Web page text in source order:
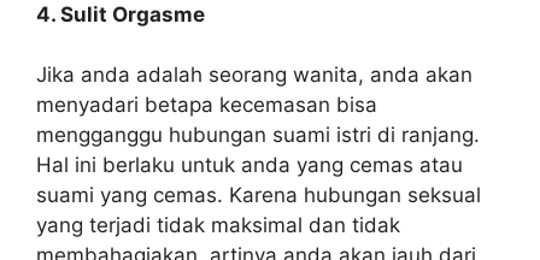
4. Sulit Orgasme
Jika anda adalah seorang wanita, anda akan
menyadari betapa kecemasan bisa
mengganggu hubungan suami istri di ranjang.
Hal ini berlaku untuk anda yang cemas atau
suami yang cemas. Karena hubungan seksual
yang terjadi tidak maksimal dan tidak